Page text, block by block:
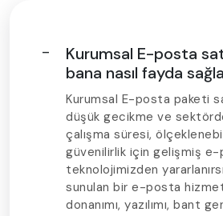
Kurumsal E-posta
bana nasıl fayda
Kurumsal E-posta paketi
düşük gecikme ve
çalışma süresi,
güvenilirlik için gelişmiş
teknolojimizden
sunulan bir e-posta
donanımı, yazılımı, bant